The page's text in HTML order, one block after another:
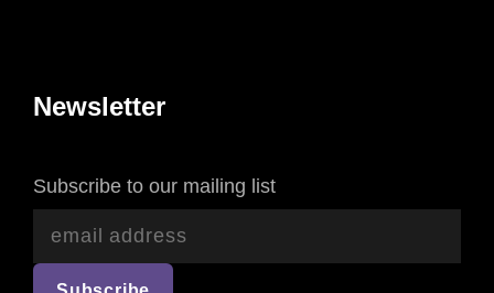
Newsletter
Subscribe to our mailing list